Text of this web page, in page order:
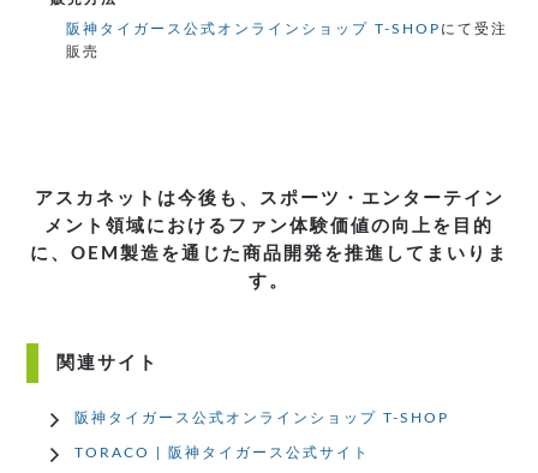
阪神タイガース公式オンラインショップ T-SHOP にて受注
販売
アスカネットは今後も、スポーツ・エンターテイン
メント領域におけるファン体験価値の向上を目的
に、 OEM製造を通じた商品開発を推進してまいりま
す。
関連サイト
阪神タイガース公式オンラインショップ T-SHOP
TORACO | 阪神タイガース公式サイト